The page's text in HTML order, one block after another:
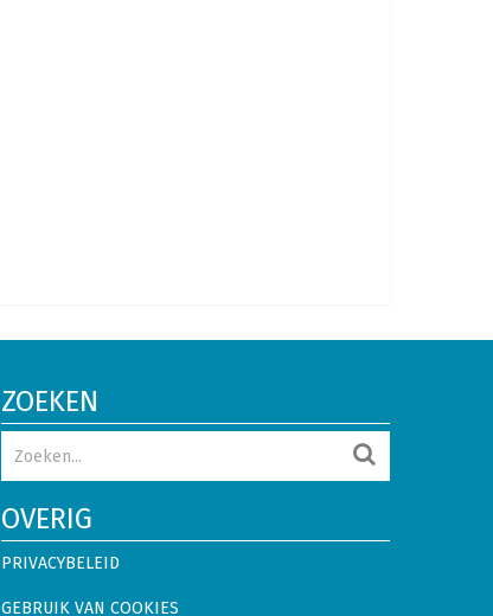
ZOEKEN
OVERIG
PRIVACYBELEID
GEBRUIK VAN COOKIES